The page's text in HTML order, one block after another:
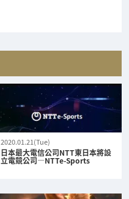
2020.01.21(Tue)
日本最大電信公司NTT東日本將設
立電競公司—NTTe-Sports